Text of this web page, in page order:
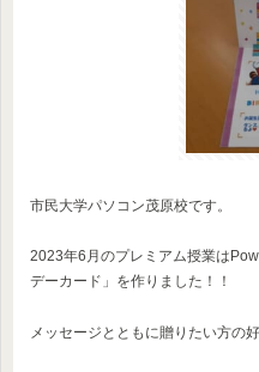
市民大学パソコン茂原校です。
2023年6月のプレミアム授業は
デーカード」を作りました！！
メッセージとともに贈りたい方の